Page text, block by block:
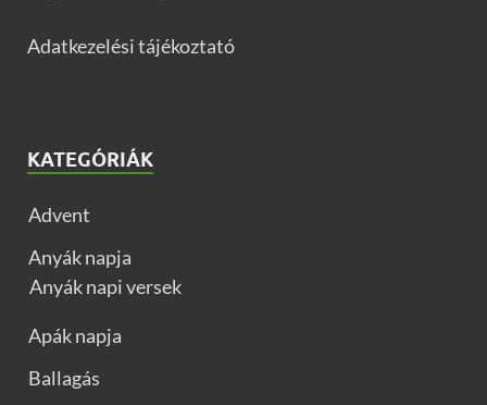
Adatkezelési tájékoztató
KATEGÓRIÁK
Advent
Anyák napja
Anyák napi versek
Apák napja
Ballagás